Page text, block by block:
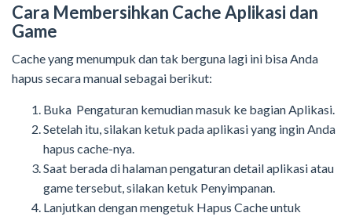
Cara Membersihkan Cache Aplikasi dan
Game
Cache yang menumpuk dan tak berguna lagi ini bisa Anda
hapus secara manual sebagai berikut:
Buka Pengaturan kemudian masuk ke bagian Aplikasi.
Setelah itu, silakan ketuk pada aplikasi yang ingin Anda
hapus cache-nya.
Saat berada di halaman pengaturan detail aplikasi atau
game tersebut, silakan ketuk Penyimpanan.
Lanjutkan dengan mengetuk Hapus Cache untuk